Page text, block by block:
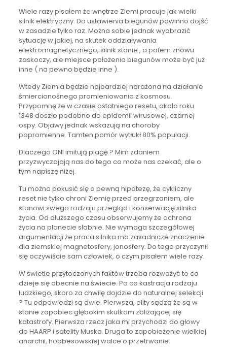
Wiele razy pisałem że wnętrze Ziemi pracuje jak wielki
silnik elektryczny. Do ustawienia biegunów powinno dojść
w zasadzie tylko raz. Można sobie jednak wyobrazić
sytuację w jakiej, na skutek oddziaływania
elektromagnetycznego, silnik stanie , a potem znowu
zaskoczy, ale miejsce położenia biegunów może być już
inne ( na pewno będzie inne ).
Wtedy Ziemia będzie najbardziej narażona na działanie
śmiercionośnego promieniowania z kosmosu.
Przypomnę że w czasie ostatniego resetu, około roku
1348 doszło podobno do epidemii wirusowej, czarnej
ospy. Objawy jednak wskazują na choroby
popromienne. Tamten pomór wytłukł 80% populacji.
Dlaczego ONI imitują plagę ? Mim zdaniem
przyzwyczajają nas do tego co może nas czekać, ale o
tym napiszę niżej.
Tu można pokusić się o pewną hipotezę, że cykliczny
reset nie tylko chroni Ziemię przed przegrzaniem, ale
stanowi swego rodzaju przegląd i konserwację silnika
życia. Od dłuższego czasu obserwujemy że ochrona
życia na planecie słabnie. Nie wymaga szczegółowej
argumentacji że praca silnika ma zasadnicze znaczenie
dla ziemskiej magnetosfery, jonosfery. Do tego przyczynił
się oczywiście sam człowiek, o czym pisałem wiele razy.
W świetle przytoczonych faktów trzeba rozważyć to co
dzieje się obecnie na świecie. Po co kastracja rodzaju
ludzkiego, skoro za chwilę dojdzie do naturalnej selekcji
? Tu odpowiedzi są dwie. Pierwsza, elity sądzą że są w
stanie zapobiec głębokim skutkom zbliżającej się
katastrofy. Pierwsza rzecz jaka mi przychodzi do głowy
do HAARP i satelity Muska. Druga to zapobieżenie wielkiej
anarchii, hobbesowskiej walce o przetrwanie.